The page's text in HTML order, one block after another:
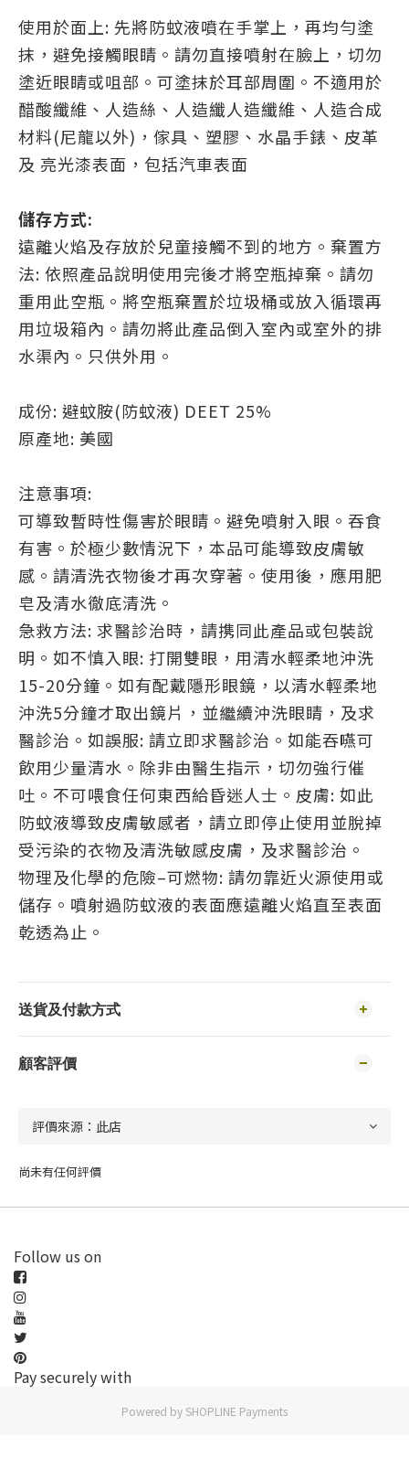
使用於面上: 先將防蚊液噴在手掌上，再均勻塗
抹，避免接觸眼睛。請勿直接噴射在臉上，切勿
塗近眼睛或咀部。可塗抹於耳部周圍。不適用於
醋酸纖維、人造絲、人造纖人造纖維、人造合成
材料(尼龍以外)，傢具、塑膠、水晶手錶、皮革
及 亮光漆表面，包括汽車表面
儲存方式:
遠離火焰及存放於兒童接觸不到的地方。棄置方
法: 依照產品說明使用完後才將空瓶掉棄。請勿
重用此空瓶。將空瓶棄置於垃圾桶或放入循環再
用垃圾箱內。請勿將此產品倒入室內或室外的排
水渠內。只供外用。
成份: 避蚊胺(防蚊液) DEET 25%
原產地: 美國
注意事項:
可導致暫時性傷害於眼睛。避免噴射入眼。吞食
有害。於極少數情況下，本品可能導致皮膚敏
感。請清洗衣物後才再次穿著。使用後，應用肥
皂及清水徹底清洗。
急救方法: 求醫診治時，請携同此產品或包裝說
明。如不慎入眼: 打開雙眼，用清水輕柔地沖洗
15-20分鐘。如有配戴隱形眼鏡，以清水輕柔地
沖洗5分鐘才取出鏡片，並繼續沖洗眼睛，及求
醫診治。如誤服: 請立即求醫診治。如能吞嚥可
飲用少量清水。除非由醫生指示，切勿強行催
吐。不可喂食任何東西給昏迷人士。皮膚: 如此
防蚊液導致皮膚敏感者，請立即停止使用並脫掉
受污染的衣物及清洗敏感皮膚，及求醫診治。
物理及化學的危險–可燃物: 請勿靠近火源使用或
儲存。噴射過防蚊液的表面應遠離火焰直至表面
乾透為止。
送貨及付款方式
顧客評價
尚未有任何評價
Follow us on
Pay securely with
Powered by SHOPLINE Payments